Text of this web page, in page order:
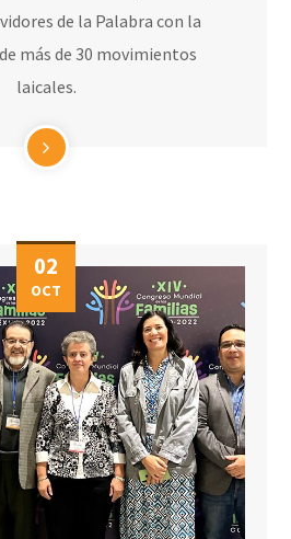
de la Palabra con la
más de 30 movimientos
laicales.
02
OCT